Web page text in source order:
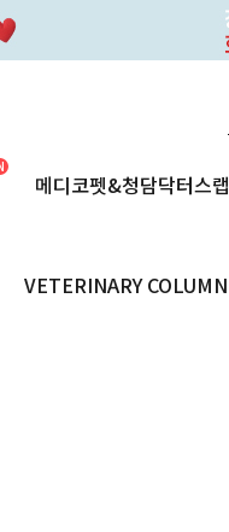
메디코펫&청담닥터스랩
VETERINARY COLUMN